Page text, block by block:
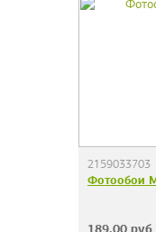
2159033703
Фотообои
189.00руб